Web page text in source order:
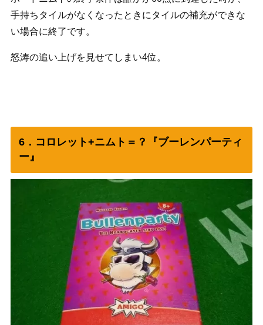
手持ちタイルがなくなったときにタイルの補充ができな
い場合に終了です。
怒涛の追い上げを見せてしまい4位。
6．コロレット+ニムト＝？『ブーレンパーティ
ー』